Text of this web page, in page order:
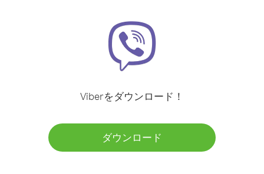
Viberをダウンロード！
ダウンロード